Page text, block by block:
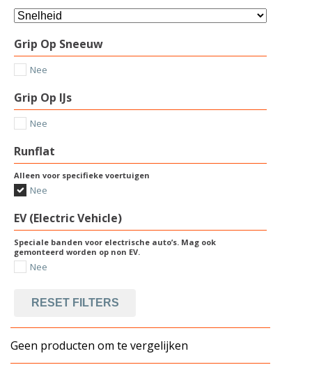
Grip Op Sneeuw
Nee
Grip Op IJs
Nee
Runflat
Alleen voor specifieke voertuigen
Nee
EV (Electric Vehicle)
Speciale banden voor electrische auto’s. Mag ook
gemonteerd worden op non EV.
Nee
RESET FILTERS
Geen producten om te vergelijken